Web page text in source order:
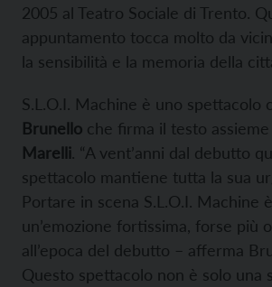
2005 al Teatro Sociale di Trento.
appuntamento tocca molto da
la sensibilità e la memoria della
S.L.O.I. Machine è uno spettacolo
Brunello che firma il testo assieme
Marelli. “A vent’anni dal debutto
spettacolo mantiene tutta la sua
Portare in scena S.L.O.I. Machine
un’emozione fortissima, forse più
all’epoca del debutto – afferma
Questo spettacolo non è solo una